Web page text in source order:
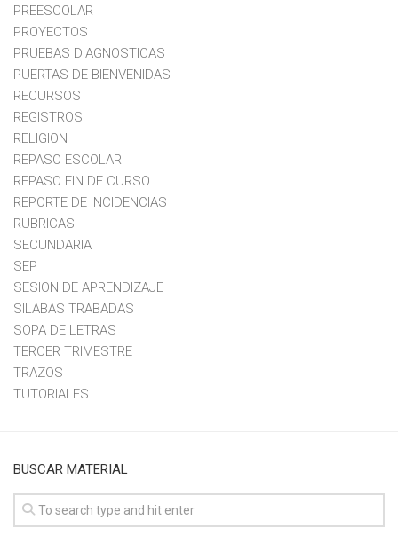
PREESCOLAR
PROYECTOS
PRUEBAS DIAGNOSTICAS
PUERTAS DE BIENVENIDAS
RECURSOS
REGISTROS
RELIGION
REPASO ESCOLAR
REPASO FIN DE CURSO
REPORTE DE INCIDENCIAS
RUBRICAS
SECUNDARIA
SEP
SESION DE APRENDIZAJE
SILABAS TRABADAS
SOPA DE LETRAS
TERCER TRIMESTRE
TRAZOS
TUTORIALES
BUSCAR MATERIAL